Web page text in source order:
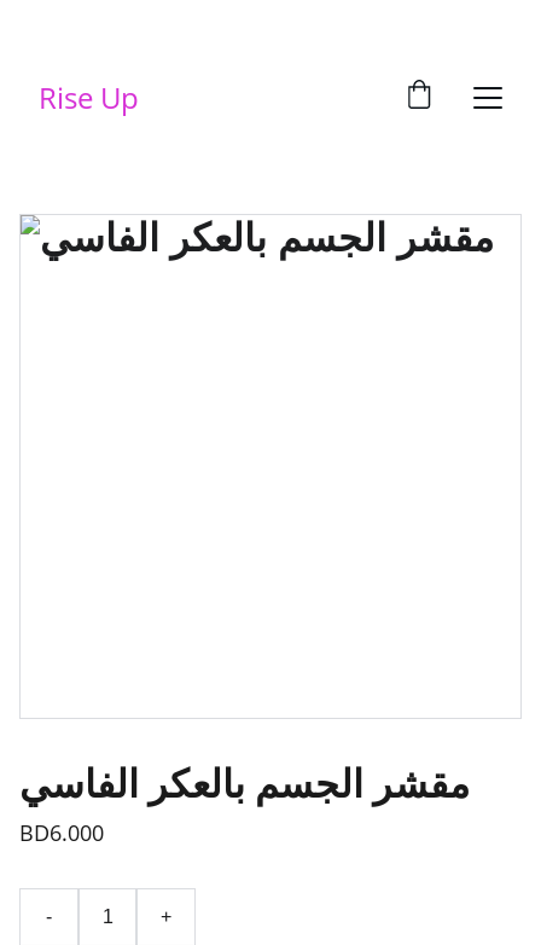
Rise Up
مقشر الجسم بالعكر الفاسي
BD6.000
- +